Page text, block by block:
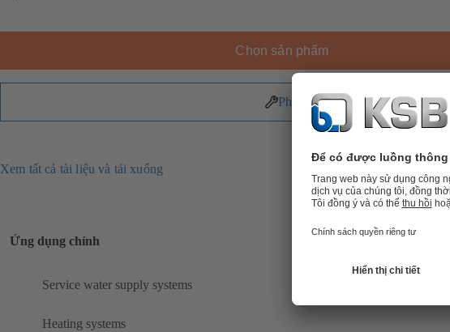
Chọn sản phẩm
Phụ tùng
Xem tất cả tài liệu và tải xuống
Ứng dụng chính
Service water supply systems
Heating systems